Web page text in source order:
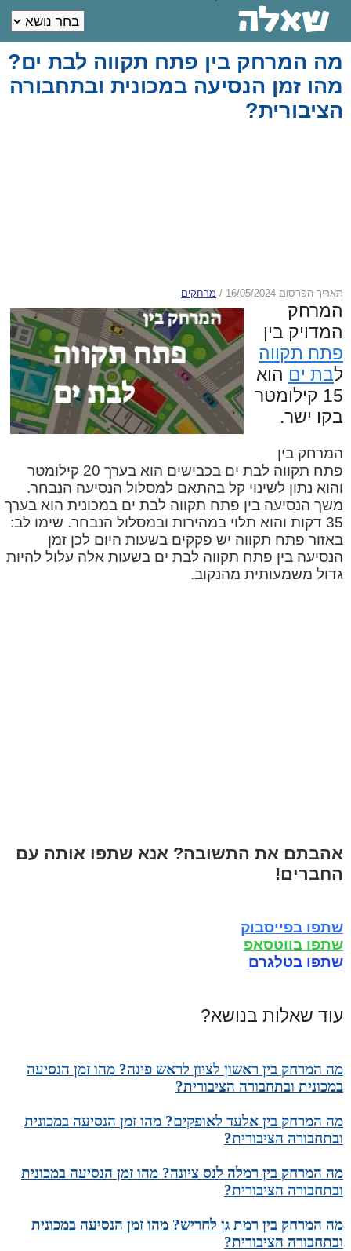
מה המרחק בין פתח תקווה לבת ים?
מהו זמן הנסיעה במכונית ובתחבורה
הציבורית?
תאריך הפרסום 16/05/2024 / מרחקים
המרחק
המדויק בין
פתח תקווה
לבת ים הוא
15 קילומטר
בקו ישר.
המרחק בין
פתח תקווה לבת ים בכבישים הוא בערך 20 קילומטר
והוא נתון לשינוי קל בהתאם למסלול הנסיעה הנבחר.
משך הנסיעה בין פתח תקווה לבת ים במכונית הוא בערך
35 דקות והוא תלוי במהירות ובמסלול הנבחר. שימו לב:
באזור פתח תקווה יש פקקים בשעות היום לכן זמן
הנסיעה בין פתח תקווה לבת ים בשעות אלה עלול להיות
גדול משמעותית מהנקוב.
אהבתם את התשובה? אנא שתפו אותה עם
החברים!
שתפו בפייסבוק
שתפו בווטסאפ
שתפו בטלגרם
עוד שאלות בנושא?
מה המרחק בין ראשון לציון לראש פינה? מהו זמן הנסיעה
במכונית ובתחבורה הציבורית?
מה המרחק בין אלעד לאופקים? מהו זמן הנסיעה במכונית
ובתחבורה הציבורית?
מה המרחק בין רמלה לנס ציונה? מהו זמן הנסיעה במכונית
ובתחבורה הציבורית?
מה המרחק בין רמת גן לחריש? מהו זמן הנסיעה במכונית
ובתחבורה הציבורית?